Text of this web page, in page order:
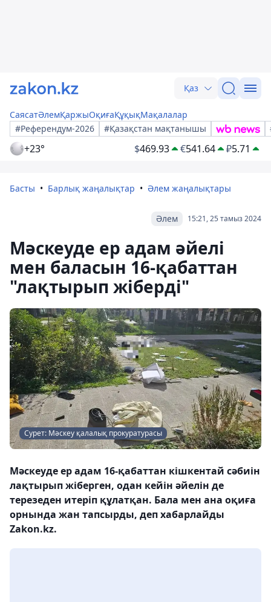
Қаз
СаясатӘлемҚаржыОқиғаҚұқықМақалалар
#Референдум-2026
#Қазақстан мақтанышы
+23° $469.93 €541.64 ₽5.71
Басты Барлық жаңалықтар Әлем жаңалықтары
15:21, 25 тамыз 2024
Әлем
Мәскеуде ер адам әйелі
мен баласын 16-қабаттан
"лақтырып жіберді"
Сурет: Мәскеу қалалық прокуратурасы
Мәскеуде ер адам 16-қабаттан кішкентай сәбиін
лақтырып жіберген, одан кейін әйелін де
терезеден итеріп құлатқан. Бала мен ана оқиға
орнында жан тапсырды, деп хабарлайды
Zakon.kz.